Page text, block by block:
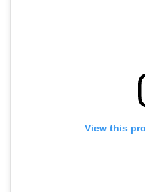
View this